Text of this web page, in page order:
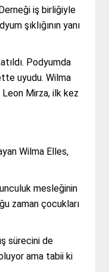
iş birliğiyle
şıklığının yanı
Podyumda
uyudu. Wilma
Mirza, ilk kez
Wilma Elles,
mesleğinin
zaman çocukları
sürecini de
ama tabii ki